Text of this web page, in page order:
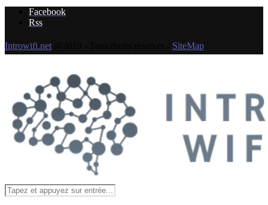
Facebook
Rss
Introwifi.net SiteMap